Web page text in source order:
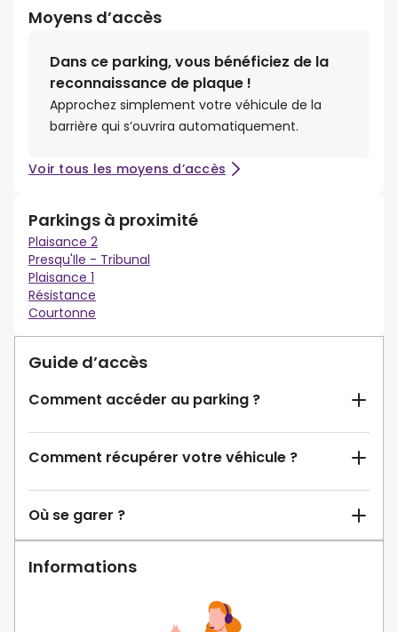
Moyens d’accès
Dans ce parking, vous bénéficiez de la
reconnaissance de plaque !
Approchez simplement votre véhicule de la
barrière qui s’ouvrira automatiquement.
Voir tous les moyens d’accès
Parkings à proximité
Plaisance 2
Presqu'Ile - Tribunal
Plaisance 1
Résistance
Courtonne
Guide d’accès
Comment accéder au parking ?
Comment récupérer votre véhicule ?
Où se garer ?
Informations